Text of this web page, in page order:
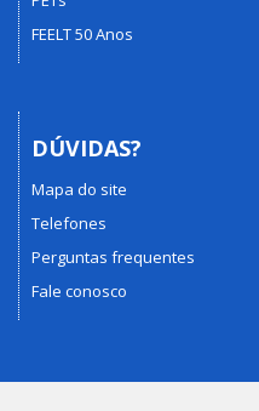
FEELT 50 Anos
DÚVIDAS?
Mapa do site
Telefones
Perguntas frequentes
Fale conosco